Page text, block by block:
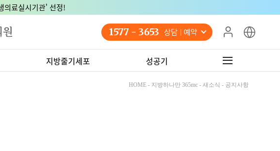
의료실시기관' 선정!
1577 - 3653 상담 예약
지방줄기세포 성공기
HOME - 지방하나만 365mc - 새소식 - 공지사항